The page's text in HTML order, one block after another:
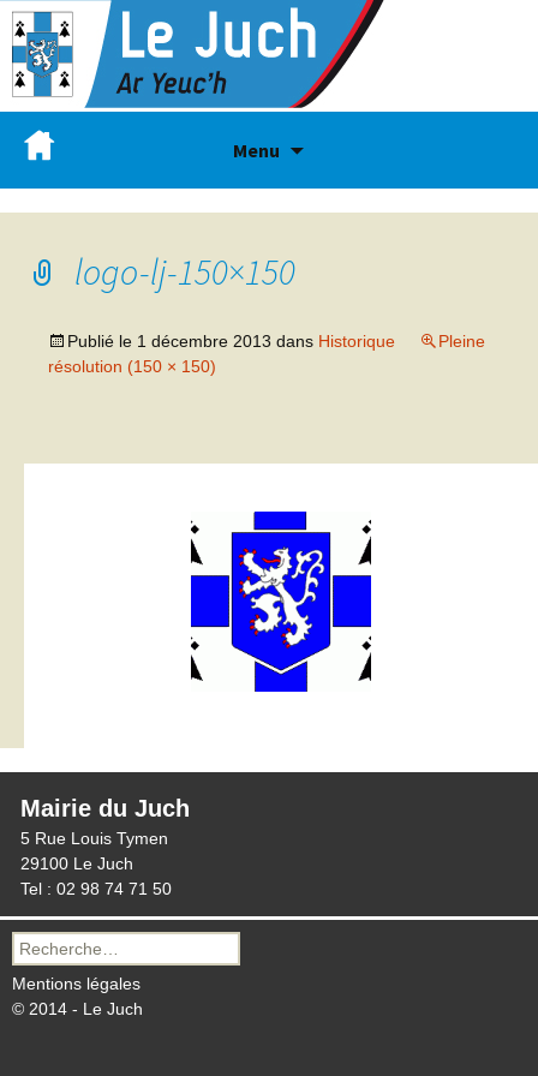
Menu
logo-lj-150×150
Publié le 1 décembre 2013 dans Historique
Pleine
résolution (150 × 150)
Mairie du Juch
5 Rue Louis Tymen
29100 Le Juch
Tel : 02 98 74 71 50
Recherche
pour :
Mentions légales
© 2014 - Le Juch